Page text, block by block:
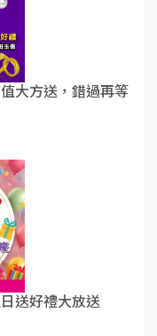
大方送，錯過再等
送好禮大放送